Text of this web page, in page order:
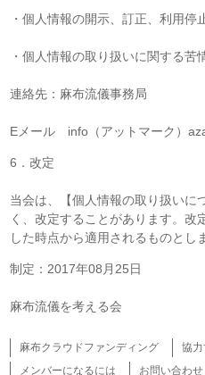
・個人情報の開示、訂正、利用
・個人情報の取り扱いに関する苦
連絡先：麻布流儀事務局
Eメール info（アットマーク）
6．改定
当会は、【個人情報の取り扱いに
く、改定することがあります。改
した時点から適用されるものとし
制定：2017年08月25日
麻布流儀を考える会
麻布クラウドファンディング 協力
メンバーになるには
お問い合わせ